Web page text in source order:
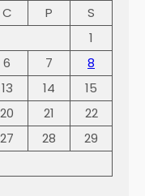
C P
S
1
6 7
8
13 14
15
20 21
22
27 28
29